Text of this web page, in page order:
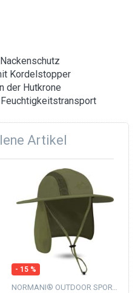
Kordelstopper
der Hutkrone
Feuchtigkeitstransport
Artikel
- 15 %
NORMANI® OUTDOOR SPORTS